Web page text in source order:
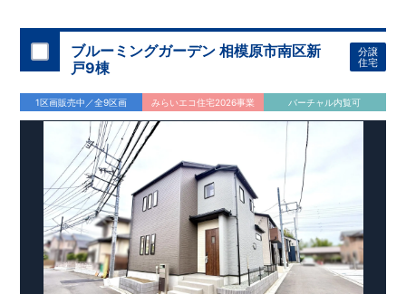
​段差のないシームアンダーボウル仕様でお手入れ簡単◎
​・主寝室には
アクセントクロス使用♪
​↓↓クリックで詳細ご紹介
◆充実のアフターサポート◆
​東栄住宅では、お引き渡し後最大4回の無料点検と、最長60年
間の品質保証を実施。
​お引き渡しからが本当のお付き合いだと考え、アフターサービ
スを外部の業者に委託せず、
​東栄住宅グループ「東栄ホームサービス株式会社」にて責任を
もって対応いたします。
​​↓↓クリックで詳細ご紹介
◆長期優良住宅【済】◆
​当物件は国から定められた7つの技術基準をクリアした認定住
宅！
ブルーミングガーデン 相模原市南区新
戸9棟
分譲
住宅
1区画販売中／全9区画 みらいエコ住宅2026事業 バーチャル内覧可